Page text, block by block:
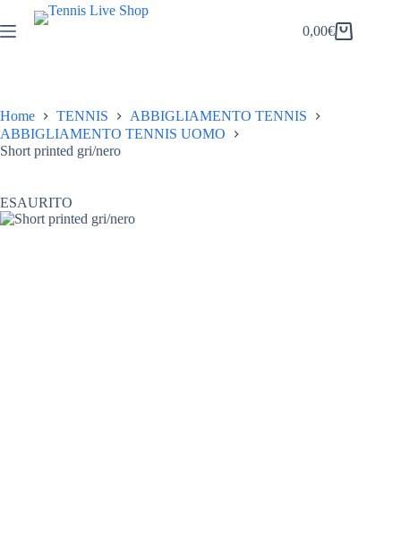
al
contenuto
Carrello
0,00€
Home TENNIS
ABBIGLIAMENTO TENNIS
ABBIGLIAMENTO TENNIS UOMO
Short printed gri/nero
ESAURITO